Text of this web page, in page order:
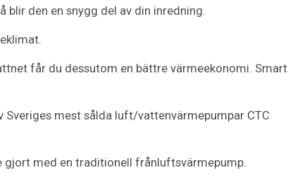
den en snygg del av din inredning.
får du dessutom en bättre värmeekonomi. Smart
Sveriges mest sålda luft/vattenvärmepumpar CTC
gjort med en traditionell frånluftsvärmepump.